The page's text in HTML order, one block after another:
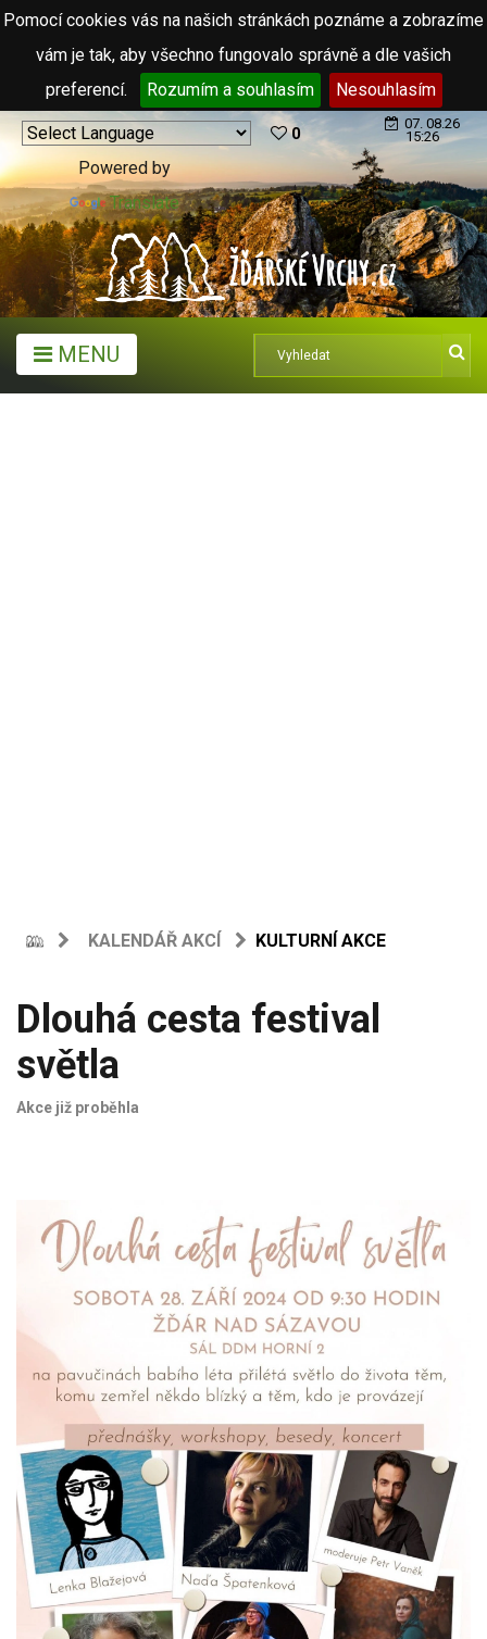
Pomocí cookies vás na našich stránkách poznáme a zobrazíme
vám je tak, aby všechno fungovalo správně a dle vašich
preferencí.
Rozumím a souhlasím Nesouhlasím
Powered by
Translate
0
07. 08.26
15:26
MENU
KALENDÁŘ AKCÍ KULTURNÍ AKCE
Dlouhá cesta festival
světla
Akce již proběhla